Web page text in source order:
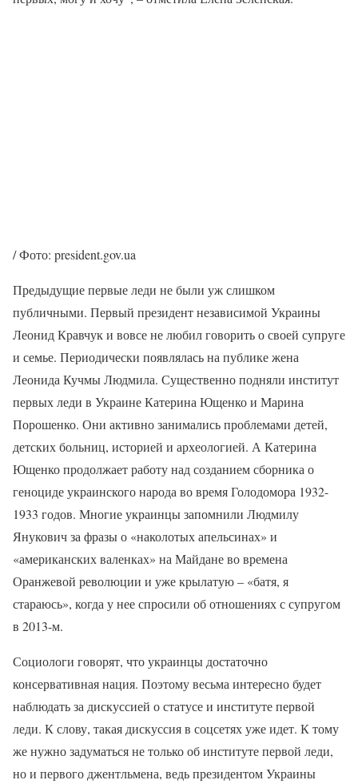
/ Фото: president.gov.ua
Предыдущие первые леди не были уж слишком
публичными. Первый президент независимой Украины
Леонид Кравчук и вовсе не любил говорить о своей супруге
и семье. Периодически появлялась на публике жена
Леонида Кучмы Людмила. Существенно подняли институт
первых леди в Украине Катерина Ющенко и Марина
Порошенко. Они активно занимались проблемами детей,
детских больниц, историей и археологией. А Катерина
Ющенко продолжает работу над созданием сборника о
геноциде украинского народа во время Голодомора 1932-
1933 годов. Многие украинцы запомнили Людмилу
Янукович за фразы о «наколотых апельсинах» и
«американских валенках» на Майдане во времена
Оранжевой революции и уже крылатую – «батя, я
стараюсь», когда у нее спросили об отношениях с супругом
в 2013-м.
Социологи говорят, что украинцы достаточно
консервативная нация. Поэтому весьма интересно будет
наблюдать за дискуссией о статусе и институте первой
леди. К слову, такая дискуссия в соцсетях уже идет. К тому
же нужно задуматься не только об институте первой леди,
но и первого джентльмена, ведь президентом Украины